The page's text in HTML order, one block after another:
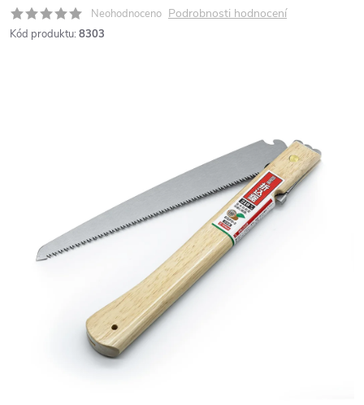
Neohodnoceno Podrobnosti hodnocení
Kód produktu: 8303